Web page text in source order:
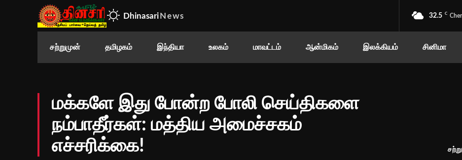
Dhinasari News 32.5 C
சற்றுமுன் தமிழகம் இந்தியா உலகம் மாவட்டம் ஆன்மிகம் இலக்கியம் சினிமா
மக்களே இது போன்ற போலி செய்திகளை
நம்பாதீர்கள்: மத்திய அமைச்சகம்
எச்சரிக்கை!